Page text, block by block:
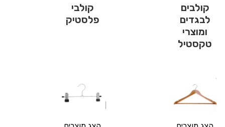
קולבים
לבגדים
ומוצרי
טקסטיל
קולבי
פלסטיק